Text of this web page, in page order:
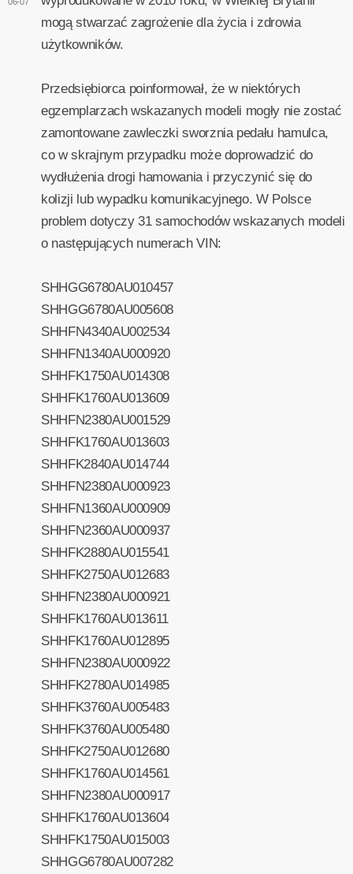
06-07
mogą stwarzać zagrożenie dla życia i zdrowia
użytkowników.
Przedsiębiorca poinformował, że w niektórych
egzemplarzach wskazanych modeli mogły nie zostać
zamontowane zawleczki sworznia pedału hamulca,
co w skrajnym przypadku może doprowadzić do
wydłużenia drogi hamowania i przyczynić się do
kolizji lub wypadku komunikacyjnego. W Polsce
problem dotyczy 31 samochodów wskazanych modeli
o następujących numerach VIN:
SHHGG6780AU010457
SHHGG6780AU005608
SHHFN4340AU002534
SHHFN1340AU000920
SHHFK1750AU014308
SHHFK1760AU013609
SHHFN2380AU001529
SHHFK1760AU013603
SHHFK2840AU014744
SHHFN2380AU000923
SHHFN1360AU000909
SHHFN2360AU000937
SHHFK2880AU015541
SHHFK2750AU012683
SHHFN2380AU000921
SHHFK1760AU013611
SHHFK1760AU012895
SHHFN2380AU000922
SHHFK2780AU014985
SHHFK3760AU005483
SHHFK3760AU005480
SHHFK2750AU012680
SHHFK1760AU014561
SHHFN2380AU000917
SHHFK1760AU013604
SHHFK1750AU015003
SHHGG6780AU007282